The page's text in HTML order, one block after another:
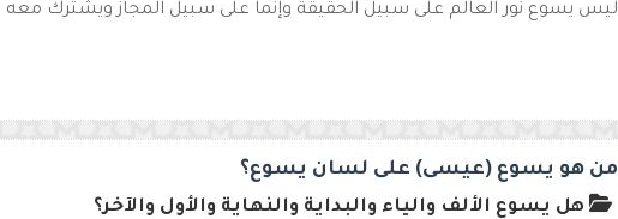
ليس يسوع نور العالم على سبيل الحقيقة وإنما على سبيل المجاز ويشترك
من هو يسوع (عيسى) على لسان يسوع؟
هل يسوع الألف والياء والبداية والنهاية والأول والآخر؟